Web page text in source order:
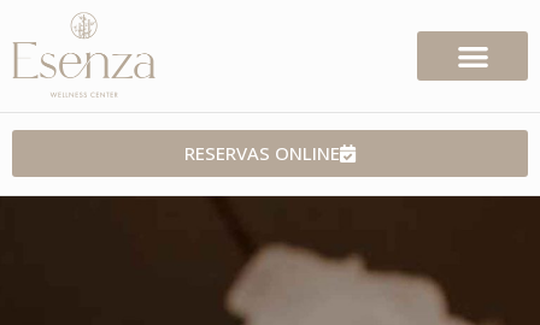
RESERVAS ONLINE